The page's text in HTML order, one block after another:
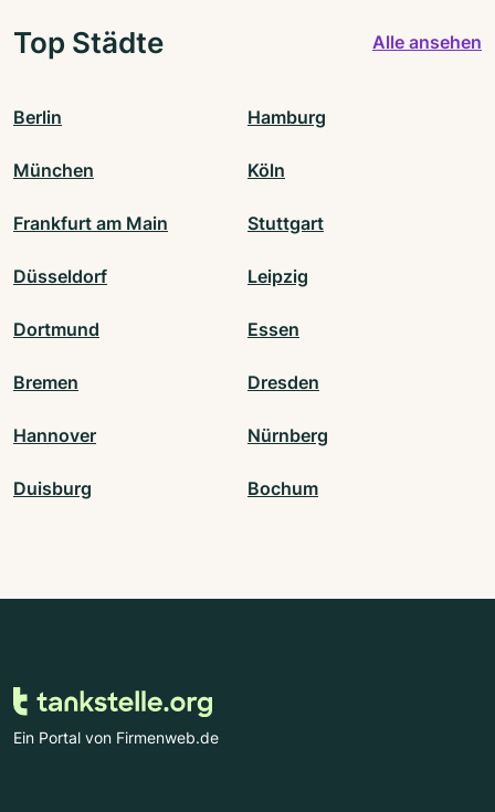
Top Städte Alle ansehen
Berlin Hamburg
München Köln
Frankfurt am Main Stuttgart
Düsseldorf Leipzig
Dortmund Essen
Bremen Dresden
Hannover Nürnberg
Duisburg Bochum
Ein Portal von Firmenweb.de